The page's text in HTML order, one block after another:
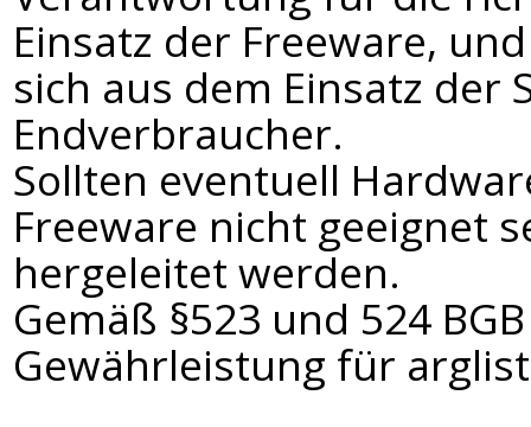
Einsatz der Freeware,
sich aus dem Einsatz
Endverbraucher.
Sollten eventuell
Freeware nicht geeignet
hergeleitet werden.
Gemäß §523 und 524
Gewährleistung für